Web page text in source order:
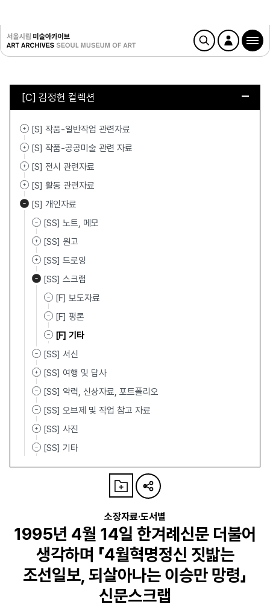
[C] 김정헌 컬렉션
[S] 작품-일반작업 관련자료
[S] 작품-공공미술 관련 자료
[S] 전시 관련자료
[S] 활동 관련자료
[S] 개인자료
[SS] 노트, 메모
[SS] 원고
[SS] 드로잉
[SS] 스크랩
[F] 보도자료
[F] 평론
[F] 기타
[SS] 서신
[SS] 여행 및 답사
[SS] 약력, 신상자료, 포트폴리오
[SS] 오브제 및 작업 참고 자료
[SS] 사진
[SS] 기타
소장자료·도서별
1995년 4월 14일 한겨례신문 더불어
생각하며 「4월혁명정신 짓밟는
조선일보, 되살아나는 이승만 망령」
신문스크랩